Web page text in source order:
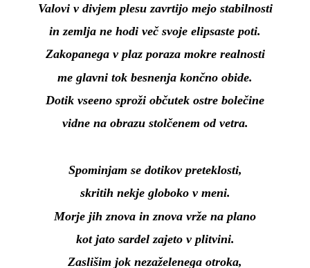
Valovi v divjem plesu zavrtijo mejo stabilnosti
in zemlja ne hodi več svoje elipsaste poti.
Zakopanega v plaz poraza mokre realnosti
me glavni tok besnenja končno obide.
Dotik vseeno sproži občutek ostre bolečine
vidne na obrazu stolčenem od vetra.
Spominjam se dotikov preteklosti,
skritih nekje globoko v meni.
Morje jih znova in znova vrže na plano
kot jato sardel zajeto v plitvini.
Zaslišim jok nezaželenega otroka,